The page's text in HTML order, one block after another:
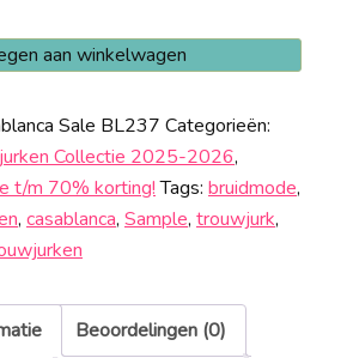
aan winkelwagen
Sale BL237 Categorieën:
Collectie 2025-2026,
t/m 70% korting! Tags: bruidmode,
, casablanca, Sample, trouwjurk,
Beoordelingen (0)